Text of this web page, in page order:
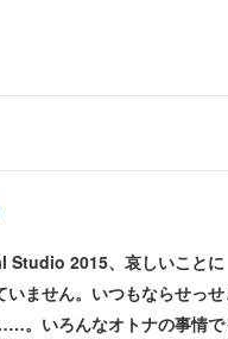
2015、哀しいことに
ません。いつもならせっ
。いろんなオトナの事情